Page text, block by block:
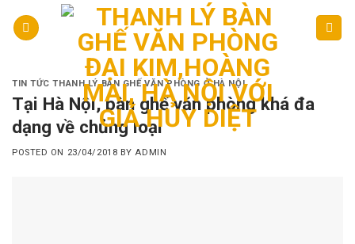
TIN TỨC THANH LÝ BÀN GHẾ VĂN PHÒNG Ở HÀ NỘI
Tại Hà Nội, bàn ghế văn phòng khá đa
dạng về chủng loại
POSTED ON 23/04/2018 BYADMIN